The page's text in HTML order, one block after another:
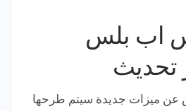
اب بلس
تحديث
ميزات جديدة سيتم طرحها